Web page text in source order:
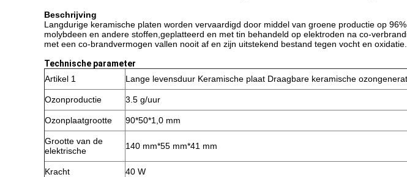
Beschrijving
Langdurige keramische platen worden vervaardigd door middel van groene productie op
molybdeen en andere stoffen,geplatteerd en met tin behandeld op elektroden na co-
met een co-brandvermogen vallen nooit af en zijn uitstekend bestand tegen vocht en oxidatie.
Technische parameter
Artikel 1
Lange levensduur Keramische plaat Draagbare keramische
Ozonproductie 3.5 g/uur
Ozonplaatgrootte 90*50*1,0 mm
Grootte van de
elektrische
140 mm*55 mm*41 mm
Kracht 40 W